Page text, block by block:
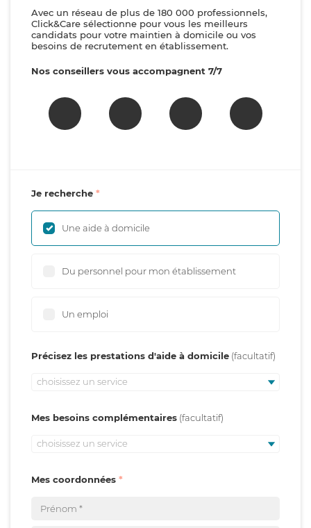
Avec un réseau de plus de 180 000 professionnels,
Click&Care sélectionne pour vous les meilleurs
candidats pour votre maintien à domicile ou vos
besoins de recrutement en établissement.
Nos conseillers vous accompagnent 7/7
Je recherche
Une aide à domicile
Du personnel pour mon établissement
Un emploi
Précisez les prestations d'aide à domicile
choisissez un service
Mes besoins complémentaires
choisissez un service
Mes coordonnées